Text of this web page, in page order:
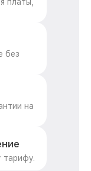
без
на
тарифу.